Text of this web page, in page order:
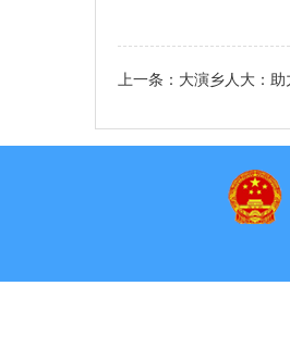
上一条： 大演乡人大：